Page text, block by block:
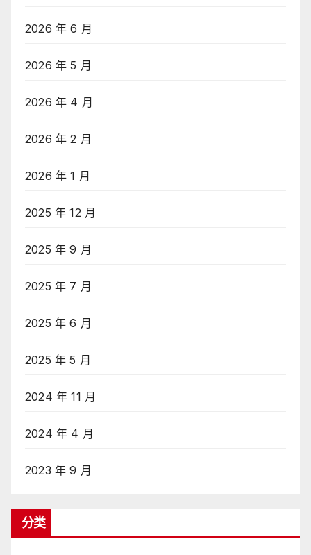
2026 年 6 月
2026 年 5 月
2026 年 4 月
2026 年 2 月
2026 年 1 月
2025 年 12 月
2025 年 9 月
2025 年 7 月
2025 年 6 月
2025 年 5 月
2024 年 11 月
2024 年 4 月
2023 年 9 月
分类